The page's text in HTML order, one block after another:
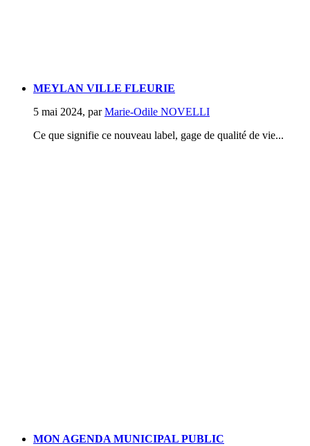
MEYLAN VILLE FLEURIE
5 mai 2024, parMarie-Odile NOVELLI
Ce que signifie ce nouveau label, gage de qualité de vie...
MON AGENDA MUNICIPAL PUBLIC